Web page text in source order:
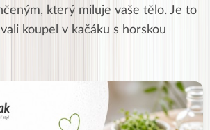
který miluje vaše tělo. Je to
koupel v kačáku s horskou